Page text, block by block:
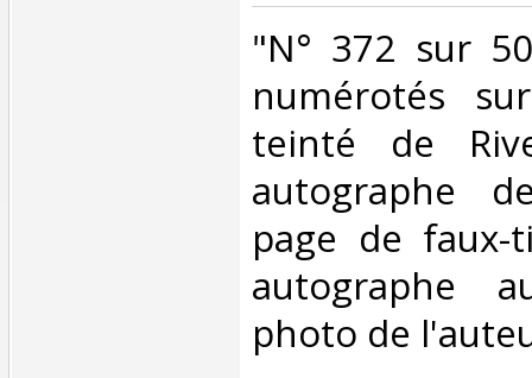
‎"N° 372 sur
numérotés
teinté de
autographe
page de
autographe
photo de